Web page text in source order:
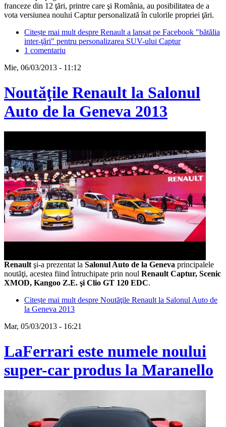
franceze din 12 ţări, printre care şi România, au posibilitatea de a
vota versiunea noului Captur personalizată în culorile propriei ţări.
Citește mai mult despre Renault a lansat pe Facebook "bătălia
inter-ţări" pentru personalizarea SUV-ului Captur
1 comentariu
Mie, 06/03/2013 - 11:12
Noutăţile Renault la Salonul
Auto de la Geneva 2013
Renault şi-a prezentat la Salonul Auto de la Geneva principalele
noutăţi, acestea fiind întruchipate prin noul Renault Captur, Scenic
XMOD, Kangoo Z.E. şi Clio GT 120 EDC.
Citește mai mult despre Noutăţile Renault la Salonul Auto de
la Geneva 2013
Mar, 05/03/2013 - 16:21
LaFerrari este numele noului
super-car produs la Maranello